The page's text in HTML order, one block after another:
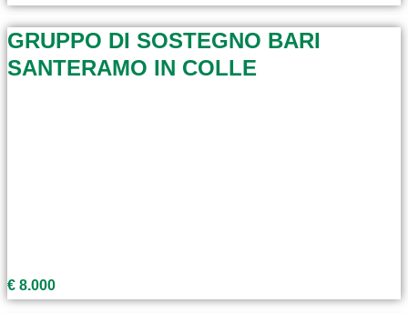
GRUPPO DI SOSTEGNO BARI
SANTERAMO IN COLLE
€ 8.000